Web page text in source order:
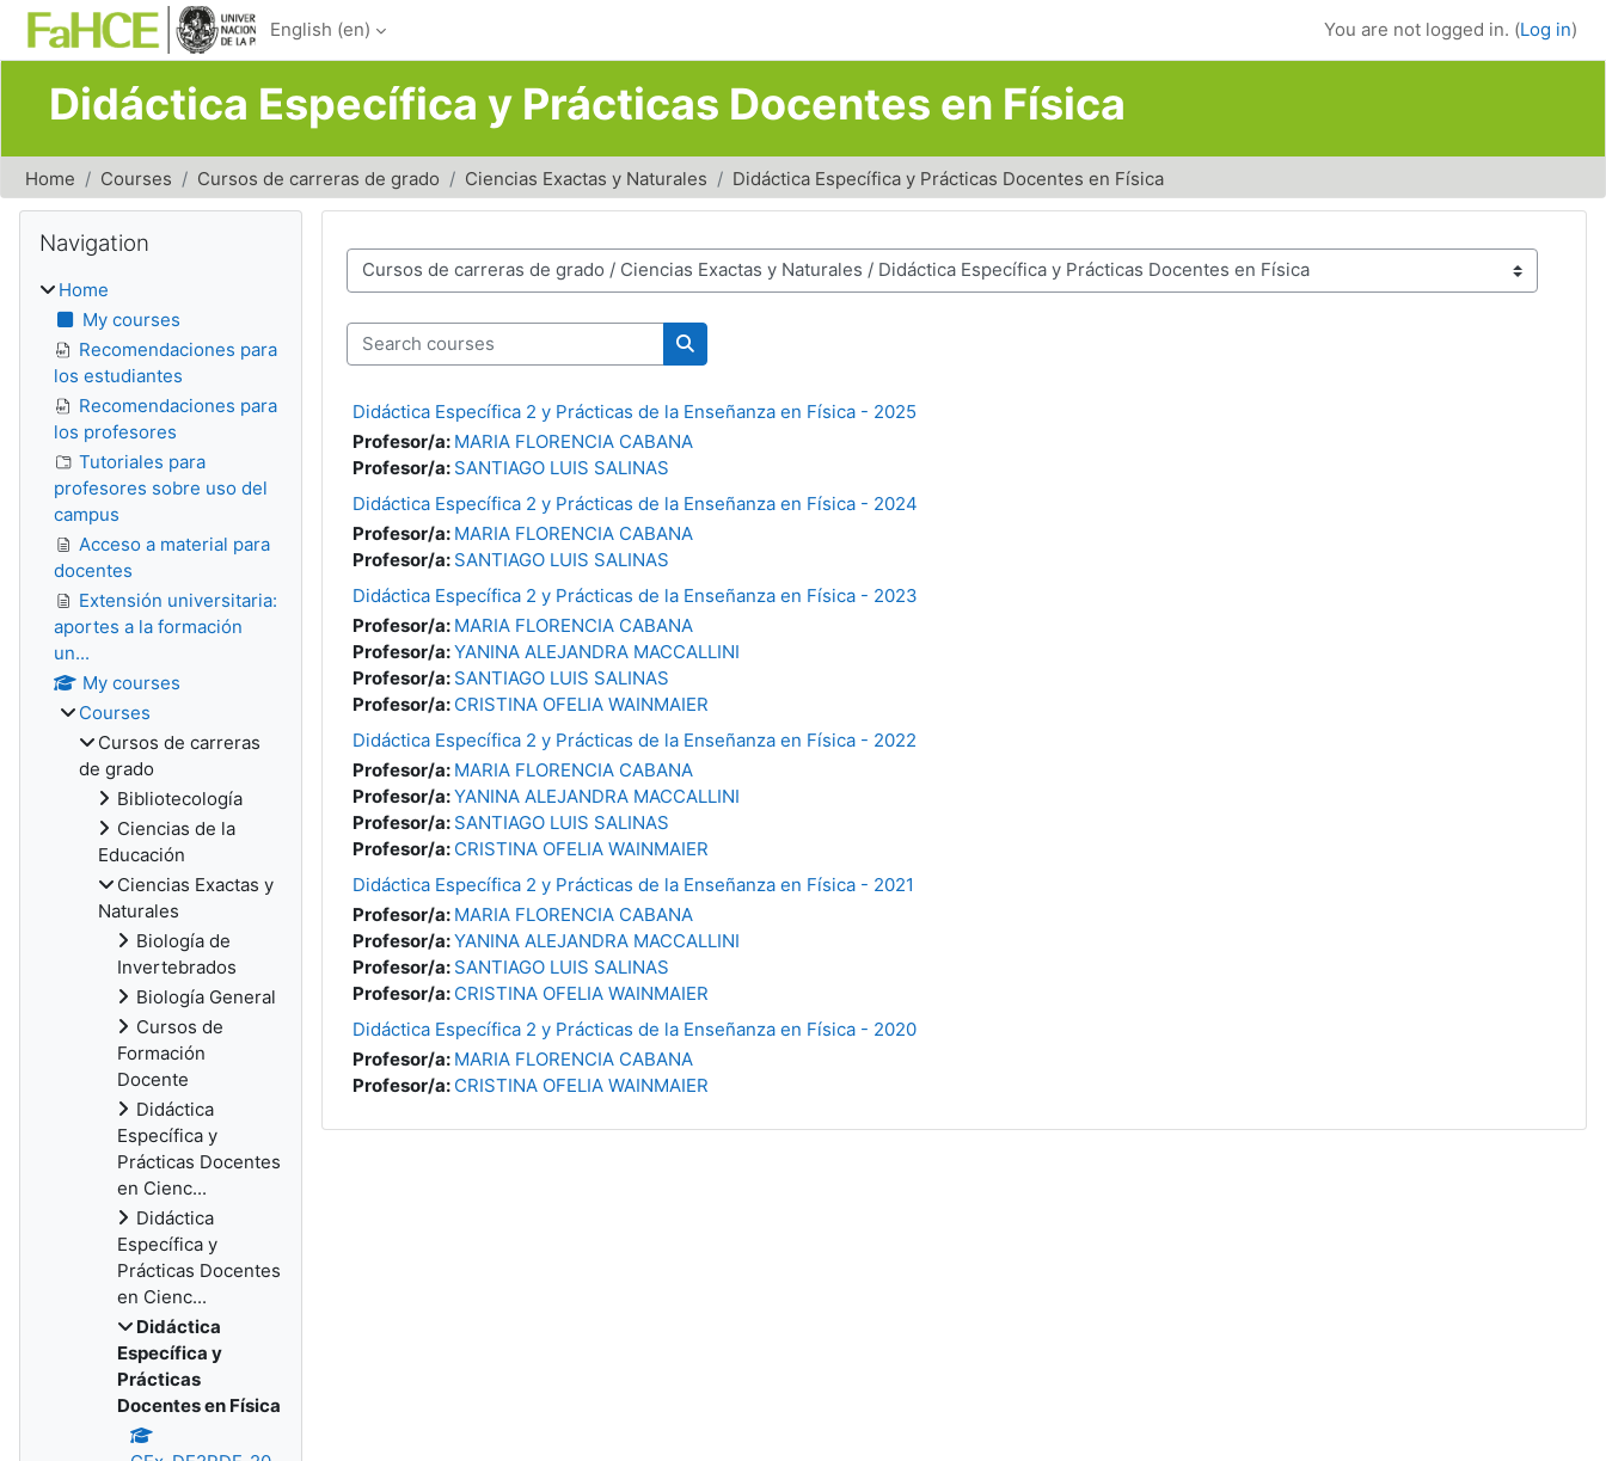
Skip to main content
English ‎(en)‎ You are not logged in. (Log in)
Didáctica Específica y Prácticas Docentes en Física
Home Courses Cursos de carreras de grado Ciencias Exactas y Naturales Didáctica Específica y Prácticas Docentes en Física
Course categories
Search courses
Search courses
Didáctica Específica 2 y Prácticas de la Enseñanza en Física - 2025
Profesor/a: MARIA FLORENCIA CABANA
Profesor/a: SANTIAGO LUIS SALINAS
Didáctica Específica 2 y Prácticas de la Enseñanza en Física - 2024
Profesor/a: MARIA FLORENCIA CABANA
Profesor/a: SANTIAGO LUIS SALINAS
Didáctica Específica 2 y Prácticas de la Enseñanza en Física - 2023
Profesor/a: MARIA FLORENCIA CABANA
Profesor/a:YANINA ALEJANDRA MACCALLINI
Profesor/a: SANTIAGO LUIS SALINAS
Profesor/a: CRISTINA OFELIA WAINMAIER
Didáctica Específica 2 y Prácticas de la Enseñanza en Física - 2022
Profesor/a: MARIA FLORENCIA CABANA
Profesor/a:YANINA ALEJANDRA MACCALLINI
Profesor/a: SANTIAGO LUIS SALINAS
Profesor/a: CRISTINA OFELIA WAINMAIER
Didáctica Específica 2 y Prácticas de la Enseñanza en Física - 2021
Profesor/a: MARIA FLORENCIA CABANA
Profesor/a:YANINA ALEJANDRA MACCALLINI
Profesor/a: SANTIAGO LUIS SALINAS
Profesor/a: CRISTINA OFELIA WAINMAIER
Didáctica Específica 2 y Prácticas de la Enseñanza en Física - 2020
Profesor/a: MARIA FLORENCIA CABANA
Profesor/a: CRISTINA OFELIA WAINMAIER
Blocks
Navigation
Home
My courses
Recomendaciones para
los estudiantes
Recomendaciones para
los profesores
Tutoriales para
profesores sobre uso del
campus
Acceso a material para
docentes
Extensión universitaria:
aportes a la formación
un...
My courses
Courses
Cursos de carreras
de grado
Bibliotecología
Ciencias de la
Educación
Ciencias Exactas y
Naturales
Biología de
Invertebrados
Biología General
Cursos de
Formación
Docente
Didáctica
Específica y
Prácticas Docentes
en Cienc...
Didáctica
Específica y
Prácticas Docentes
en Cienc...
Didáctica
Específica y
Prácticas
Docentes en Física